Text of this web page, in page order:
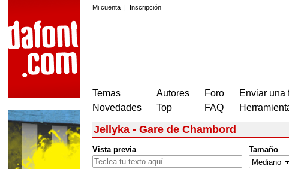
Mi cuenta | Inscripción
Temas
Novedades
Autores
Top
Foro
FAQ
Enviar una
Jellyka - Gare de Chambord
Vista previa Tamaño